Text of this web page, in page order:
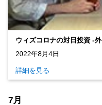
ウィズコロナの対日投資 ‐
2022年8月4日
詳細を見る
7月